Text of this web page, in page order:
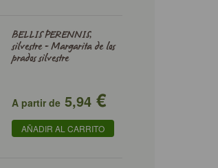
BELLIS PERENNIS,
silvestre - Margarita de los
prados silvestre
A partir de5,94€
AÑADIR AL CARRITO